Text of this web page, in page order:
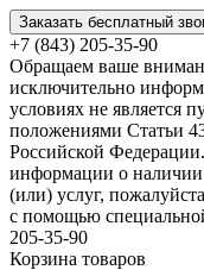
Заказать бесплатный
+7 (843) 205-35-90
Обращаем ваше
исключительно
условиях не является
положениями Статьи
Российской
информации о наличии
(или) услуг,
с помощью
205-35-90
Корзина товаров